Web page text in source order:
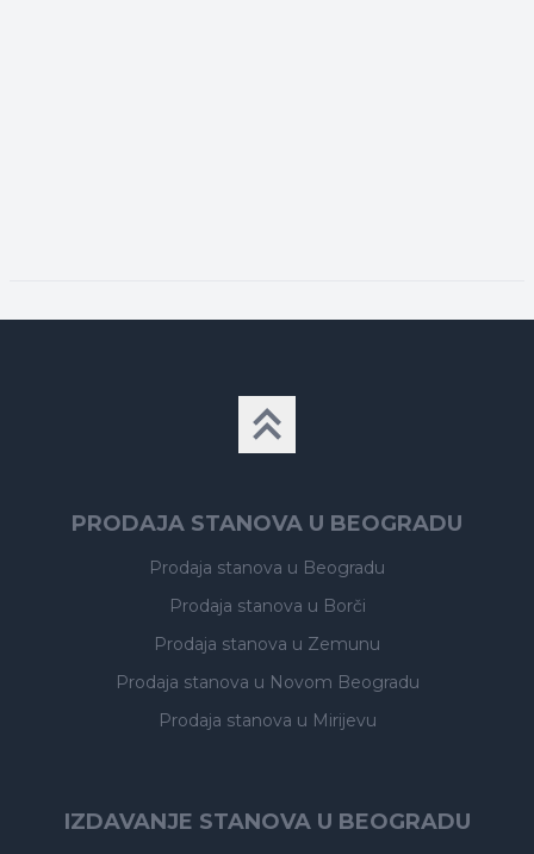
PRODAJA STANOVA U BEOGRADU
Prodaja stanova u Beogradu
Prodaja stanova u Borči
Prodaja stanova u Zemunu
Prodaja stanova u Novom Beogradu
Prodaja stanova u Mirijevu
IZDAVANJE STANOVA U BEOGRADU